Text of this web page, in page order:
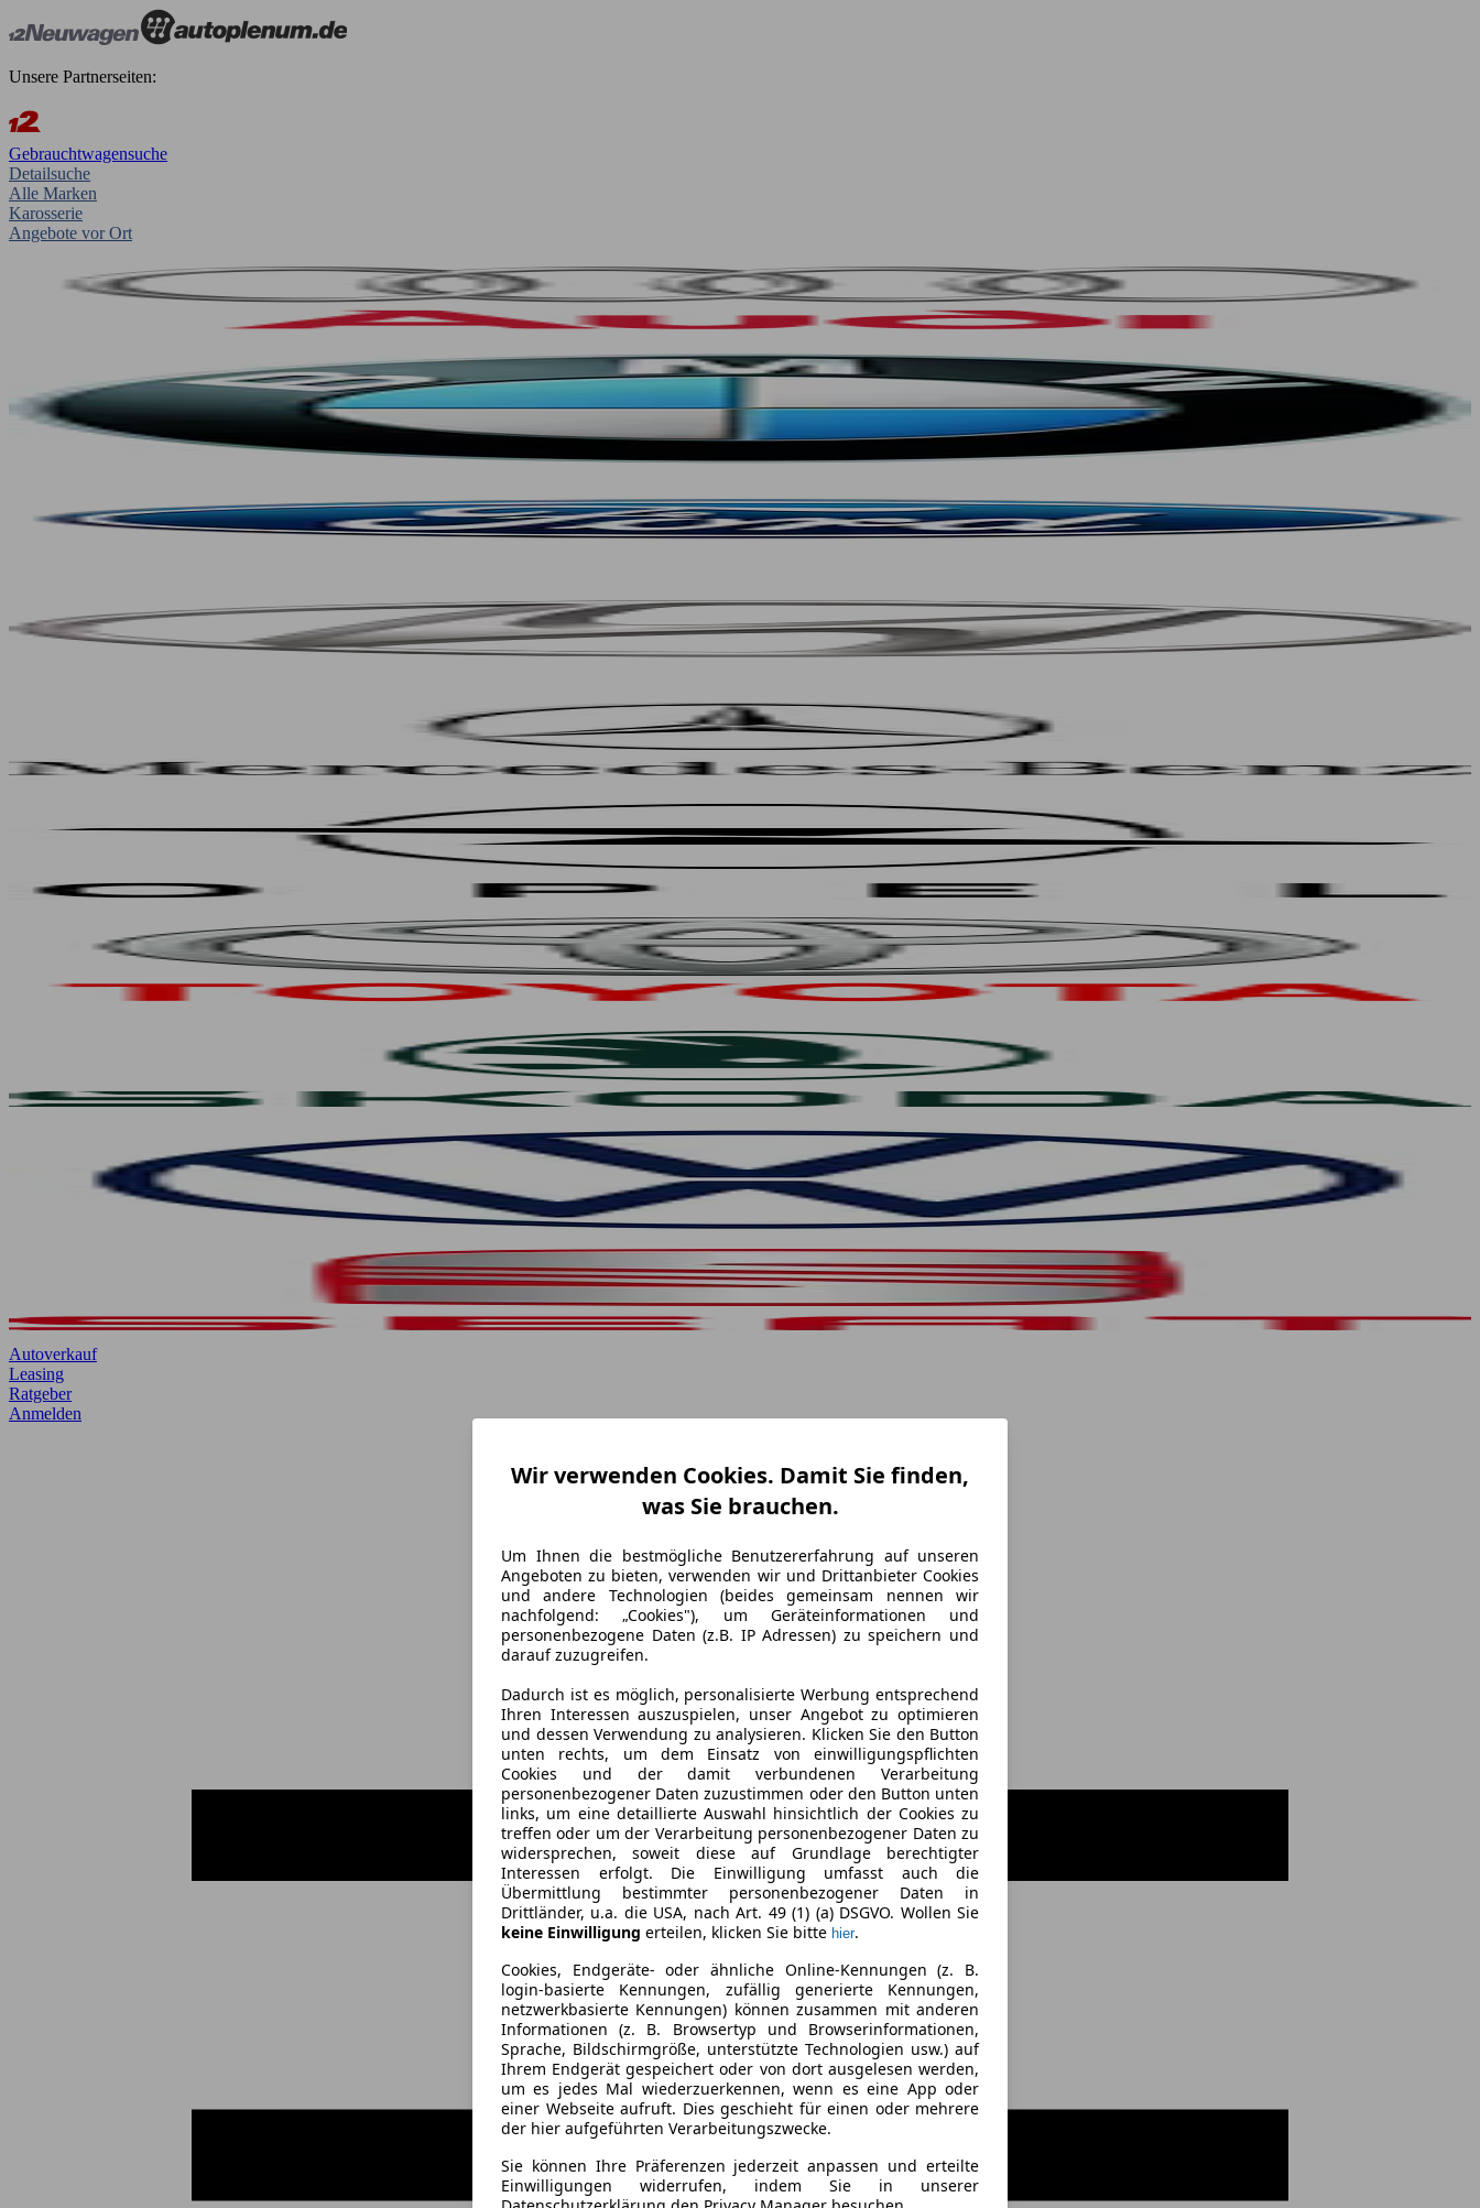
Unsere Partnerseiten:
Gebrauchtwagensuche
Detailsuche
Alle Marken
Karosserie
Angebote vor Ort
Autoverkauf
Leasing
Ratgeber
Anmelden
Wir verwenden Cookies. Damit Sie finden,
was Sie brauchen.
Um Ihnen die bestmögliche Benutzererfahrung auf unseren
Angeboten zu bieten, verwenden wir und Drittanbieter Cookies
und andere Technologien (beides gemeinsam nennen wir
nachfolgend: „Cookies"), um Geräteinformationen und
personenbezogene Daten (z.B. IP Adressen) zu speichern und
darauf zuzugreifen.
Dadurch ist es möglich, personalisierte Werbung entsprechend
Ihren Interessen auszuspielen, unser Angebot zu optimieren
und dessen Verwendung zu analysieren. Klicken Sie den Button
unten rechts, um dem Einsatz von einwilligungspflichten
Cookies und der damit verbundenen Verarbeitung
personenbezogener Daten zuzustimmen oder den Button unten
links, um eine detaillierte Auswahl hinsichtlich der Cookies zu
treffen oder um der Verarbeitung personenbezogener Daten zu
widersprechen, soweit diese auf Grundlage berechtigter
Interessen erfolgt. Die Einwilligung umfasst auch die
Übermittlung bestimmter personenbezogener Daten in
Drittländer, u.a. die USA, nach Art. 49 (1) (a) DSGVO. Wollen Sie
keine Einwilligung erteilen, klicken Sie bitte hier.
Cookies, Endgeräte- oder ähnliche Online-Kennungen (z. B.
login-basierte Kennungen, zufällig generierte Kennungen,
netzwerkbasierte Kennungen) können zusammen mit anderen
Informationen (z. B. Browsertyp und Browserinformationen,
Sprache, Bildschirmgröße, unterstützte Technologien usw.) auf
Ihrem Endgerät gespeichert oder von dort ausgelesen werden,
um es jedes Mal wiederzuerkennen, wenn es eine App oder
einer Webseite aufruft. Dies geschieht für einen oder mehrere
der hier aufgeführten Verarbeitungszwecke.
Sie können Ihre Präferenzen jederzeit anpassen und erteilte
Einwilligungen widerrufen, indem Sie in unserer